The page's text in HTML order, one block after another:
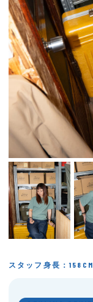
スタッフ身長：158CM